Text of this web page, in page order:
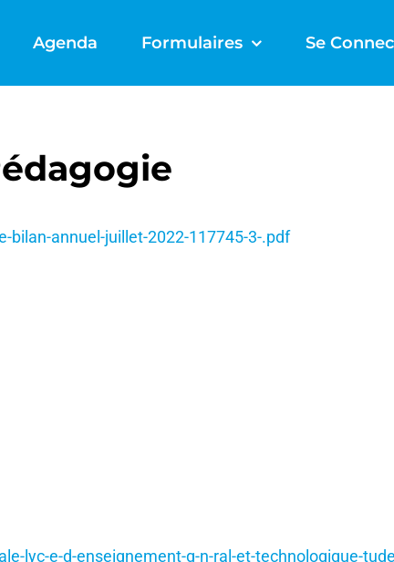
Agenda Formulaires Se
bilan-annuel-juillet-2022-117745-3-.pdf
lyc-e-d-enseignement-g-n-ral-et-technologique-